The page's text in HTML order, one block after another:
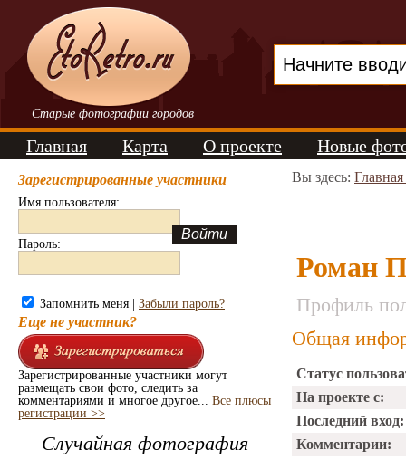
Старые фотографии городов
Главная Карта О проекте Новые
Зарегистрированные участники
Имя пользователя:
Пароль:
Запомнить меня | Забыли пароль?
Еще не участник?
Зарегистрированные участники могут
размещать свои фото, следить за
комментариями и многое другое... Все плюсы
регистрации >>
Случайная фотография
Вы здесь:
Роман
Профиль
Общая
Статус
На проекте с:
Последний вход:
Комментарии: